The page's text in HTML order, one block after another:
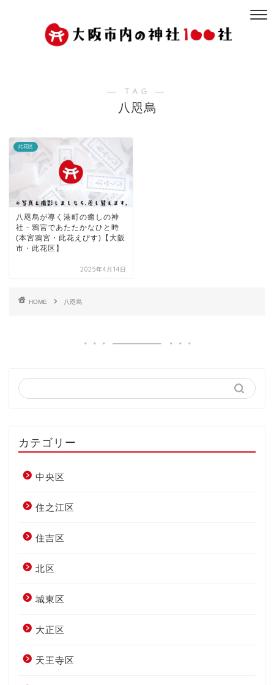
― TAG ―
八咫烏
此花区
八咫烏が導く港町の癒しの神
社 - 鴉宮であたたかなひと時
(本宮鴉宮・此花えびす)【大阪
市・此花区】
2025年4月14日
HOME 八咫烏
カテゴリー
中央区
住之江区
住吉区
北区
城東区
大正区
天王寺区